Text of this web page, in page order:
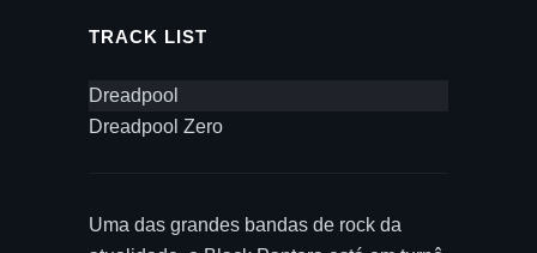
TRACK LIST
Dreadpool
Dreadpool Zero
Uma das grandes bandas de rock da